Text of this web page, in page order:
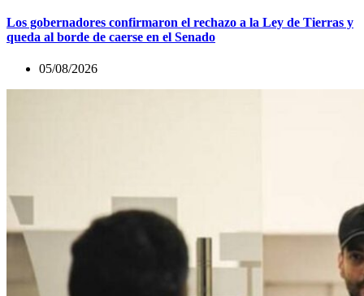
Los gobernadores confirmaron el rechazo a la Ley de Tierras y
queda al borde de caerse en el Senado
05/08/2026